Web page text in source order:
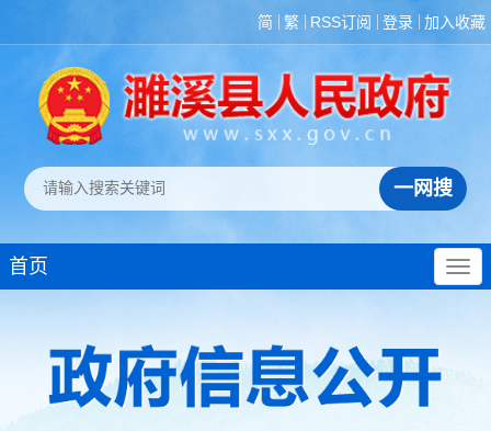
简 繁 RSS订阅 登录 加入收藏
首页